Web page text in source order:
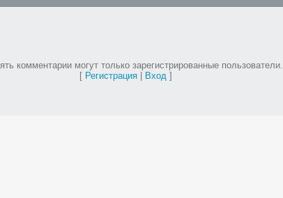
комментарии могут только зарегистрированные пользователи.
[ Регистрация| Вход]